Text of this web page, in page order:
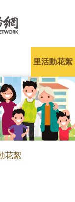
里活動花絮
花絮